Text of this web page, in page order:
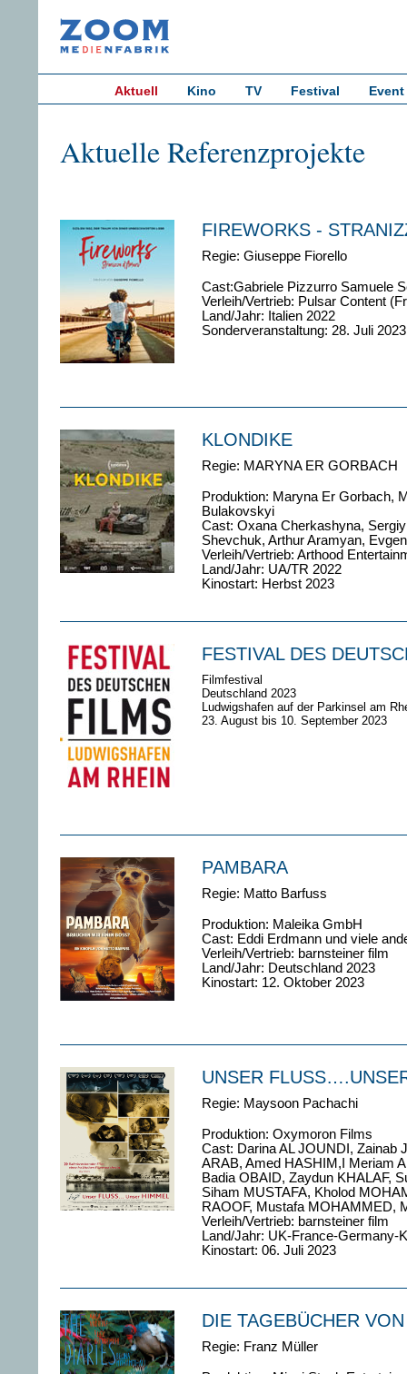
Aktuell Kino TV Festival Event
Aktuelle Referenzprojekte
FIREWORKS -
Regie: Giuseppe Fiorello
Cast:Gabriele Pizzurro Samuele
Verleih/Vertrieb: Pulsar Content
Land/Jahr: Italien 2022
Sonderveranstaltung: 28. Juli
KLONDIKE
Regie: MARYNA ER GORBACH
Produktion: Maryna Er Gorbach,
Bulakovskyi
Cast: Oxana Cherkashyna,
Shevchuk, Arthur Aramyan,
Verleih/Vertrieb: Arthood
Land/Jahr: UA/TR 2022
Kinostart: Herbst 2023
FESTIVAL DES
Filmfestival
Deutschland 2023
Ludwigshafen auf der Parkinsel am
23. August bis 10. September 2023
PAMBARA
Regie: Matto Barfuss
Produktion: Maleika GmbH
Cast: Eddi Erdmann und viele
Verleih/Vertrieb: barnsteiner film
Land/Jahr: Deutschland 2023
Kinostart: 12. Oktober 2023
UNSER
Regie: Maysoon Pachachi
Produktion: Oxymoron Films
Cast: Darina AL JOUNDI, Zainab
ARAB, Amed HASHIM,I Meriam
Badia OBAID, Zaydun KHALAF,
Siham MUSTAFA, Kholod
RAOOF, Mustafa MOHAMMED,
Verleih/Vertrieb: barnsteiner film
Land/Jahr: UK-France-Germany-
Kinostart: 06. Juli 2023
DIE TAGEBÜCHER
Regie: Franz Müller